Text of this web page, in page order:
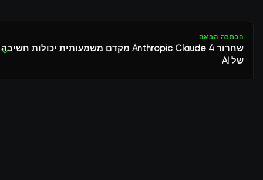
הכתבה הבאה
שחרור Anthropic Claude 4 מקדם משמעותית יכולות חשיבה
של AI
↓